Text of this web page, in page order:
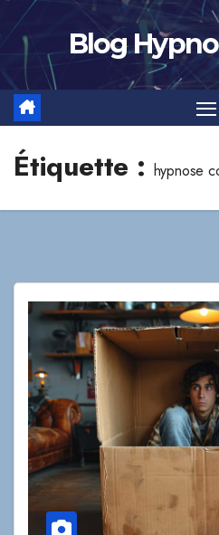
Skip
content
Blog
Étiquette : hypnose